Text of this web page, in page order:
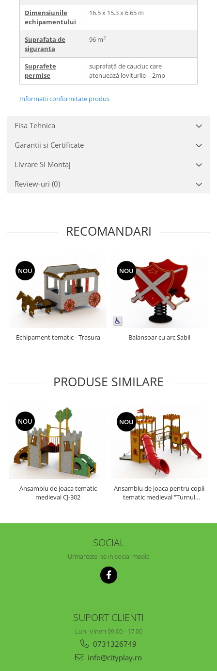
Dimensiunile
echipamentului
16.5 x 15.3 x 6.65 m
Suprafata de
siguranta
96 m2
Suprafete
permise
suprafață de cauciuc care
atenuează loviturile – 2mp
Informatii conformitate produs
Fisa Tehnica
Garantii si Certificate
Livrare Si Montaj
Review-uri (0)
RECOMANDARI
NOU
Echipament tematic - Trasura
NOU
Balansoar cu arc Sabii
PRODUSE SIMILARE
NOU
Ansamblu de joaca tematic
medieval CJ-302
NOU
Ansamblu de joaca pentru copii
tematic medieval "Turnul
SOCIAL
Urmareste-ne in social media
SUPORT CLIENTI
Luni-Vineri 09:00 - 17:00
0731326749
info@cityplay.ro